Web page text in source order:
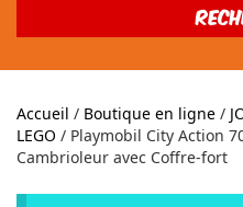
Accueil / Boutique en ligne /
LEGO / Playmobil City Action
Cambrioleur avec Coffre-fort